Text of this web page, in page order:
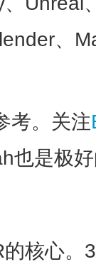
、
考。关注
也是极
核心。